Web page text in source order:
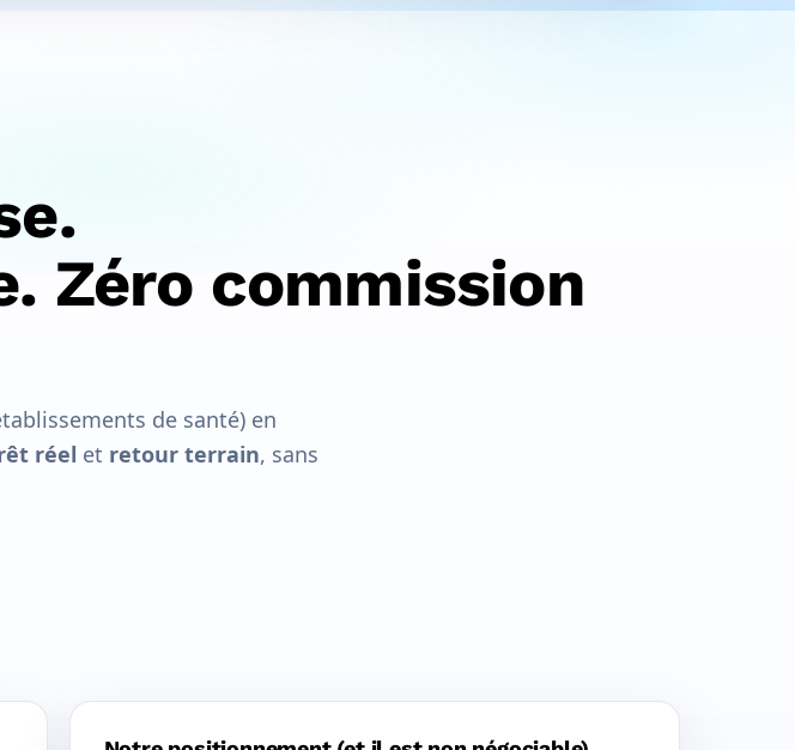
Zéro commission
de santé) en
réel et retour terrain, sans